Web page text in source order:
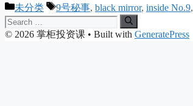
Categories
未分类 Tags
9号秘事, black mirror, inside No.9,
Search
for:
© 2026 掌柜投资课 • Built with GeneratePress